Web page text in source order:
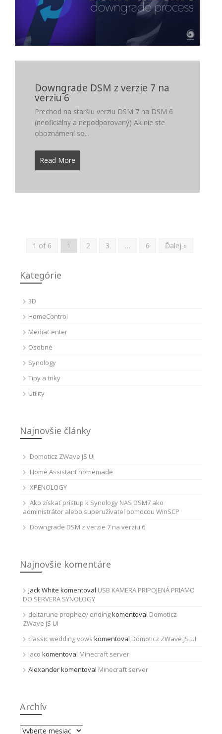
Downgrade DSM z verzie 7 na
verziu 6
Prechod na staršiu verziu DSM 7 na DSM 6
(neoficiálny a nepodporovaný) Ak nie ste
oboznámení so...
Read More
1 of 6 1 2 3 … 6 Ďalej »
Kategórie
3D
HomeControl
MediaCenter
Osobné
Synology
Tipy a triky
Utility
Najnovšie články
Domoticz ZWave JS UI
Home Assistant homemade
XPENOLOGY
Ako získať prístup k Synology NAS DSM7 ako
administrátor alebo superužívateľ pomocou WinSCP
Downgrade DSM z verzie 7 na verziu 6
Najnovšie komentáre
Jack White komentoval USB KAMERA PRIPOJENÁ PRIAMO
DO SERVERA SYNOLOGY
deltarune prophecy endingkomentoval Domoticz
ZWave JS UI
classic wedding vows komentoval Domoticz ZWave JS UI
laco komentoval Minecraft server
Alexanderkomentoval Minecraft server
Archív
Archív